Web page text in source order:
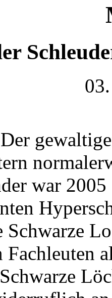
Der
war
Schwarze
Fachleuten